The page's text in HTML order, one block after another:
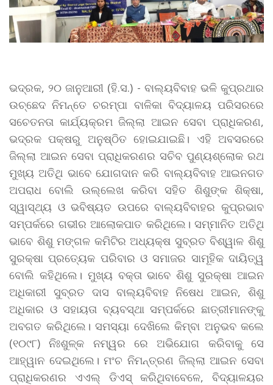
ଭଦ୍ରକ, ୨୦ ଜାନୁଆରୀ (ହି.ସ.) - ବାଲ୍ୟବିବାହ ଭଳି କୁପ୍ରଥାର
ଉଚ୍ଛେଦ ନିମନ୍ତେ ଚରମ୍ପା ବାଳିକା ବିଦ୍ୟାଳୟ ପରିସରରେ
ସଚେତନତା କାର୍ଯ୍ୟକ୍ରମ ଜିଲ୍ଲା ଆଇନ ସେବା ପ୍ରାଧିକରଣ,
ଭଦ୍ରକ ପକ୍ଷରୁ ଅନୁଷ୍ଠିତ ହୋଇଯାଇଛି। ଏହି ଅବସରରେ
ଜିଲ୍ଲା ଆଇନ ସେବା ପ୍ରାଧିକରଣର ସଚିବ ପୁଣ୍ୟଶ୍ଲୋକ ରଥ
ମୁଖ୍ୟ ଅତିଥି ଭାବେ ଯୋଗଦାନ କରି ବାଲ୍ୟବିବାହ ଆଇନଗତ
ଅପରାଧ ବୋଲି ଉଲ୍ଲେଖ କରିବା ସହିତ ଶିଶୁଙ୍କ ଶିକ୍ଷା,
ସ୍ୱାସ୍ଥ୍ୟ ଓ ଭବିଷ୍ୟତ ଉପରେ ବାଲ୍ୟବିବାହର କୁପ୍ରଭାବ
ସମ୍ପର୍କରେ ଗଭୀର ଆଲୋକପାତ କରିଥିଲେ। ସମ୍ମାନିତ ଅତିଥି
ଭାବେ ଶିଶୁ ମଙ୍ଗଳ କମିଟିର ଅଧ୍ୟକ୍ଷ ସୁବ୍ରତ ବିଶ୍ୱାଳ ଶିଶୁ
ସୁରକ୍ଷା ପ୍ରତ୍ୟେକ ପରିବାର ଓ ସମାଜର ସାମୂହିକ ଦାୟିତ୍ୱ
ବୋଲି କହିଥିଲେ। ମୁଖ୍ୟ ବକ୍ତା ଭାବେ ଶିଶୁ ସୁରକ୍ଷା ଆଇନ
ଅଧିକାରୀ ସୁବ୍ରତ ଦାସ ବାଲ୍ୟବିବାହ ନିଷେଧ ଆଇନ, ଶିଶୁ
ଅଧିକାର ଓ ସହାୟତା ବ୍ୟବସ୍ଥା ସମ୍ପର୍କରେ ଛାତ୍ରୀମାନଙ୍କୁ
ଅବଗତ କରିଥିଲେ। ସମସ୍ୟା ଦେଖିଲେ କିମ୍ବା ଅନୁଭବ କଲେ
(୧୦୯୮) ନିଃଶୁଳ୍କ ନମ୍ୱର ରେ ଅଭିଯୋଗ କରିବାକୁ ସେ
ଆହ୍ୱାନ ଦେଇଥିଲେ। ମଂଚ ନିମନ୍ତ୍ରଣ ଜିଲ୍ଲା ଆଇନ ସେବା
ପ୍ରାଧିକରଣର ଏଏଲ୍ ଡିଏସ୍ କରିଥିବାବେଳେ, ବିଦ୍ୟାଳୟର